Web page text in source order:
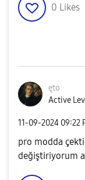
0 Likes
ęto
Active
‎11-09-2024 09:22
pro modda
değiştiriyorum